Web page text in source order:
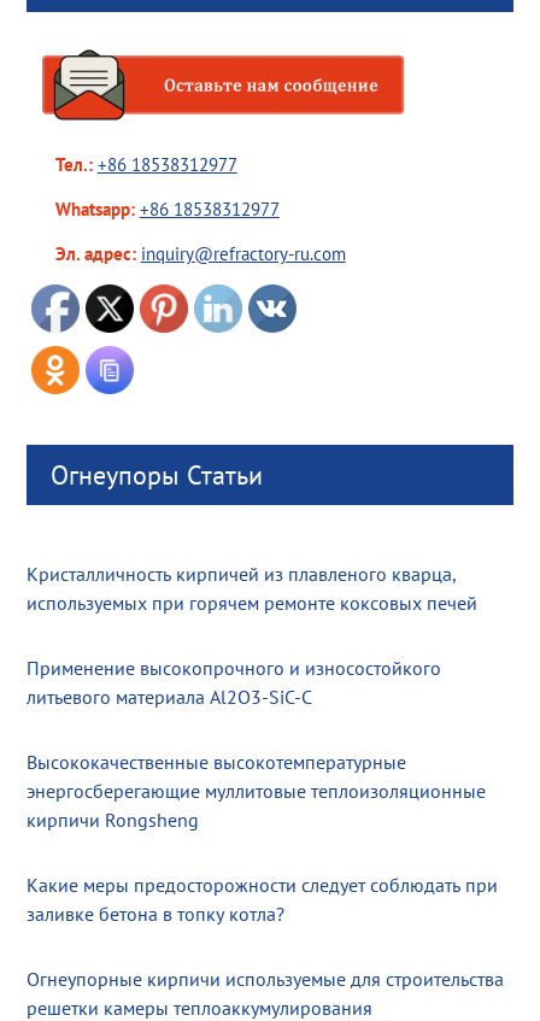
Тел.: +86 18538312977
Whatsapp: +86 18538312977
Эл. адрес: inquiry@refractory-ru.com
Огнеупоры Статьи
Кристалличность кирпичей из плавленого кварца,
используемых при горячем ремонте коксовых печей
Применение высокопрочного и износостойкого
литьевого материала Al2O3-SiC-C
Высококачественные высокотемпературные
энергосберегающие муллитовые теплоизоляционные
кирпичи Rongsheng
Какие меры предосторожности следует соблюдать при
заливке бетона в топку котла?
Огнеупорные кирпичи используемые для строительства
решетки камеры теплоаккумулирования